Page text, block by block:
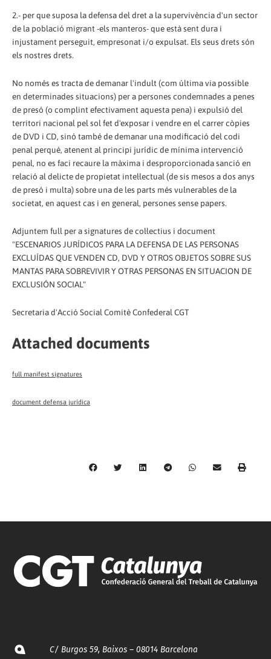
2.- per que suposa la defensa del dret a la supervivència d'un sector
de la població migrant -els manteros- que està sent dura i
injustament perseguit, empresonat i/o expulsat. Els seus drets són
els nostres drets.
No només es tracta de demanar l'indult (com última via possible
en determinades situacions) per a persones condemnades a penes
de presó (o complint efectivament aquesta pena) i expulsió del
territori nacional pel sol fet d'exposar i vendre en el carrer còpies
de DVD i CD, sinó també de demanar una modificació del codi
penal perquè, atenent al principi jurídic de mínima intervenció
penal, no es faci recaure la màxima i desproporcionada sanció en
relació al delicte de propietat intel·lectual (de sis mesos a dos anys
de presó i multa) sobre una de les parts més vulnerables de la
societat, en aquest cas i en general, persones sense papers.
Adjuntem full per a signatures de col·lectius i document
"ESCENARIOS JURÍDICOS PARA LA DEFENSA DE LAS PERSONAS
EXCLUÍDAS QUE VENDEN CD, DVD Y OTROS OBJETOS SOBRE SUS
MANTAS PARA SOBREVIVIR Y OTRAS PERSONAS EN SITUACION DE
EXCLUSIÓN SOCIAL"
Secretaria d'Acció Social Comitè Confederal CGT
Attached documents
full manifest signatures
document defensa jurídica
C/ Burgos 59, Baixos – 08014 Barcelona